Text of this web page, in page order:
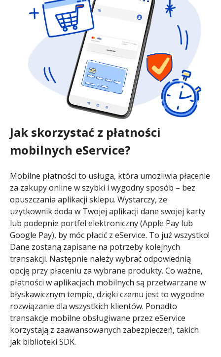
Jak skorzystać z płatności
mobilnych eService?
Mobilne płatności to usługa, która umożliwia płacenie
za zakupy online w szybki i wygodny sposób – bez
opuszczania aplikacji sklepu. Wystarczy, że
użytkownik doda w Twojej aplikacji dane swojej karty
lub podepnie portfel elektroniczny (Apple Pay lub
Google Pay), by móc płacić z eService. To już wszystko!
Dane zostaną zapisane na potrzeby kolejnych
transakcji. Następnie należy wybrać odpowiednią
opcję przy płaceniu za wybrane produkty. Co ważne,
płatności w aplikacjach mobilnych są przetwarzane w
błyskawicznym tempie, dzięki czemu jest to wygodne
rozwiązanie dla wszystkich klientów. Ponadto
transakcje mobilne obsługiwane przez eService
korzystają z zaawansowanych zabezpieczeń, takich
jak biblioteki SDK.